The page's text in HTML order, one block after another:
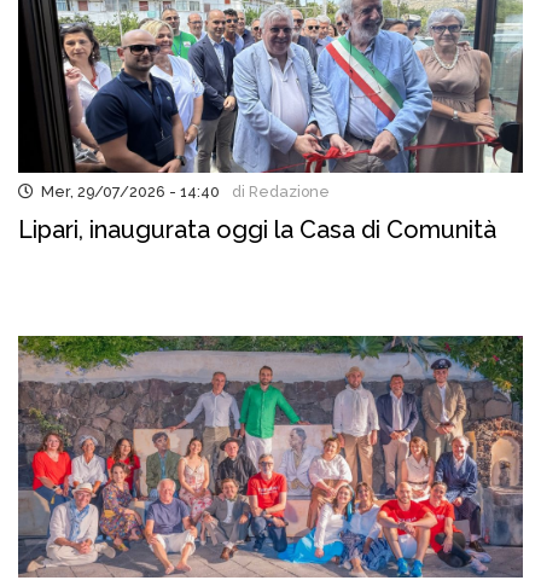
Mer, 29/07/2026 - 14:40 di Redazione
Lipari, inaugurata oggi la Casa di Comunità